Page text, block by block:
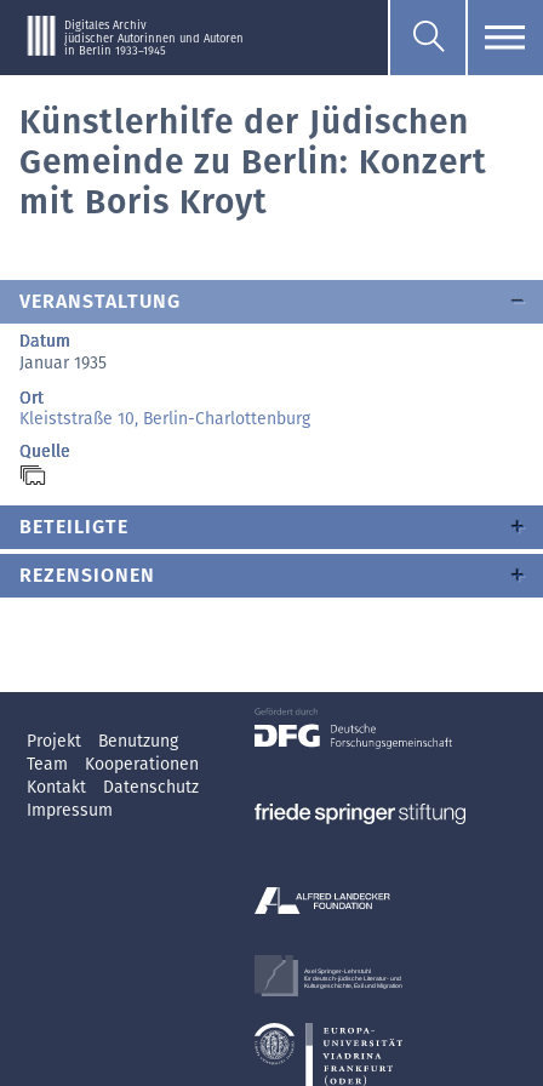
Digitales Archiv
jüdischer Autorinnen und Autoren
in Berlin 1933–1945
Künstlerhilfe der Jüdischen
Gemeinde zu Berlin: Konzert
mit Boris Kroyt
VERANSTALTUNG
Datum
Januar 1935
Ort
Kleiststraße 10, Berlin-Charlottenburg
Quelle
BETEILIGTE
REZENSIONEN
Projekt
Benutzung
Team
Kooperationen
Kontakt
Datenschutz
Impressum
Axel Springer-Lehrstuhl
für deutsch-jüdische Literatur- und
Kulturgeschichte, Exil und Migration